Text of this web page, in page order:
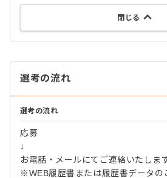
閉じる
選考の流れ
選考の流れ
応募
↓
お電話・メールにてご連絡いたします
※WEB履歴書または履歴書データの